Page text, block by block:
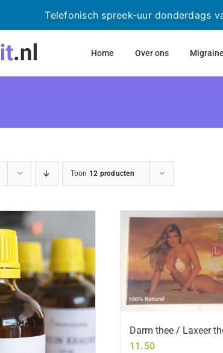
Telefonisch spreek-uur donderdags
Home Over ons
Toon 12 producten
Darm thee / Laxeer
11.50